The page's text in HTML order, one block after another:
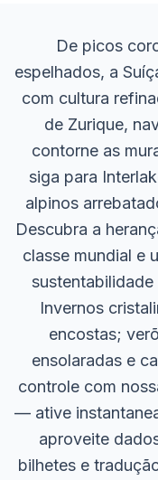
De picos
espelhados, a
com cultura
de Zurique,
contorne as
siga para
alpinos
Descubra a
classe mundial e
Invernos
encostas;
ensolaradas e
controle com
— ative
aproveite
bilhetes e